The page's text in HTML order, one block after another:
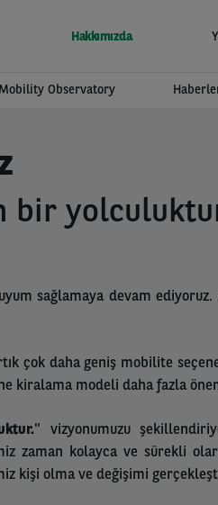
Hakkımızda
Observatory
bir
sağlamaya devam
çok daha geniş mobilite
kiralama modeli daha fazla
" vizyonumuzu
zaman kolayca ve sürekli
kişi olma ve değişimi